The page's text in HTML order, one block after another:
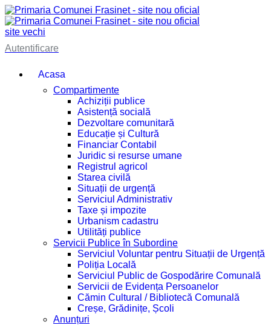
site vechi
Autentificare
Acasa
Compartimente
Achiziții publice
Asistență socială
Dezvoltare comunitară
Educație și Cultură
Financiar Contabil
Juridic si resurse umane
Registrul agricol
Starea civilă
Situații de urgență
Serviciul Administrativ
Taxe și impozite
Urbanism cadastru
Utilități publice
Servicii Publice în Subordine
Serviciul Voluntar pentru Situații de Urgență
Poliția Locală
Serviciul Public de Gospodărire Comunală
Servicii de Evidența Persoanelor
Cămin Cultural / Bibliotecă Comunală
Creșe, Grădinițe, Școli
Anunțuri